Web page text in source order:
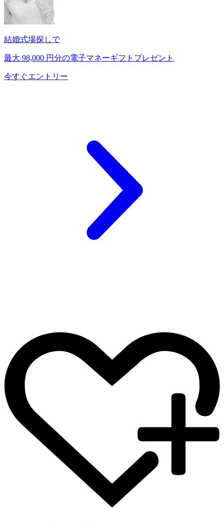
結婚式場探しで
最大 98,000 円分の電子マネーギフトプレゼント
今すぐエントリー